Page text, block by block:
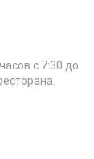
с 7:30 до